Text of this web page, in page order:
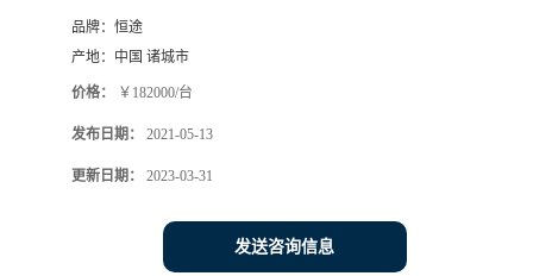
品牌： 恒途
产地： 中国 诸城市
价格： ￥182000/台
发布日期： 2021-05-13
更新日期： 2023-03-31
发送咨询信息